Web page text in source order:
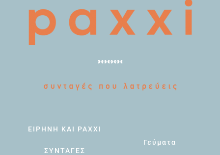
ΕΙΡΗΝΗ ΚΑΙ PAXXI
ΣΥΝΤΑΓΕΣ
Γεύματα